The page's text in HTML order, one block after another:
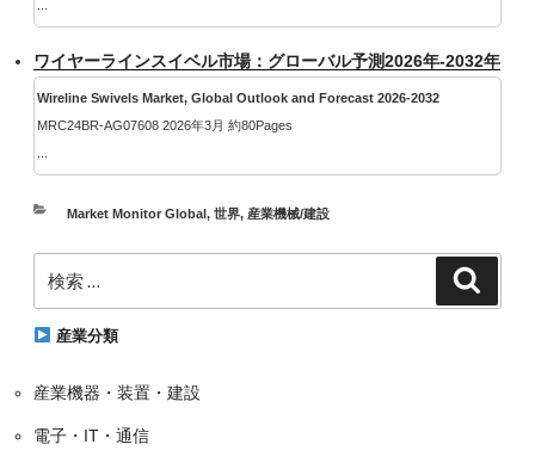
ワイヤーラインスイベル市場：グローバル予測2026年-2032年
Wireline Swivels Market, Global Outlook and Forecast 2026-2032
MRC24BR-AG07608 2026年3月 約80Pages
カ
リ
Market Monitor Global, 世界, 産業機械/建設
索:
産業分類
産業機器・装置・建設
電子・IT・通信